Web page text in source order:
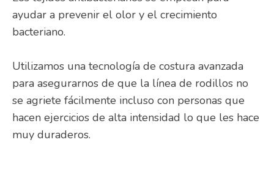
ayudar a prevenir el olor y el crecimiento
bacteriano.
Utilizamos una tecnología de costura avanzada
para asegurarnos de que la línea de rodillos no
se agriete fácilmente incluso con personas que
hacen ejercicios de alta intensidad lo que les hace
muy duraderos.